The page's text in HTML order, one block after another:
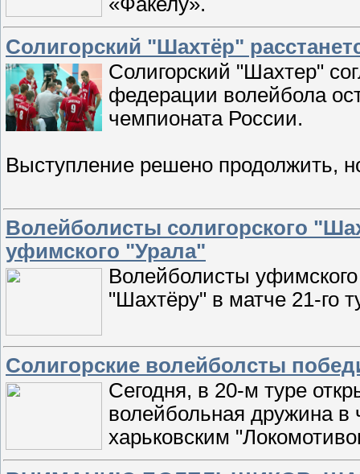
Солигорский "Шахтёр"
Солигорский "Шахтер"
федерации волейбола
чемпионата России.
Выступление решено продолжить,
Волейболисты солигорского
уфимского "Урала"
Волейболисты
"Шахтёру" в матче 21-го
Солигорские волейболсты
Сегодня, в 20-м туре
волейбольная дружина в
харьковским